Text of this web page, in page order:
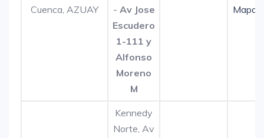
Cuenca, AZUAY
- Av Jose
Escudero
1-111 y
Alfonso
Moreno
M
Mapa
Kennedy
Norte, Av